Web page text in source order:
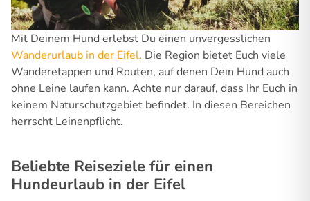
Mit Deinem Hund erlebst Du einen unvergesslichen
Wanderurlaub in der Eifel. Die Region bietet Euch viele
Wanderetappen und Routen, auf denen Dein Hund auch
ohne Leine laufen kann. Achte nur darauf, dass Ihr Euch in
keinem Naturschutzgebiet befindet. In diesen Bereichen
herrscht Leinenpflicht.
Beliebte Reiseziele für einen
Hundeurlaub in der Eifel